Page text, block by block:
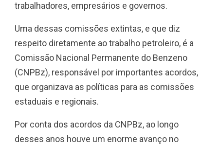
trabalhadores, empresários e governos.
Uma dessas comissões extintas, e que diz
respeito diretamente ao trabalho petroleiro, é a
Comissão Nacional Permanente do Benzeno
(CNPBz), responsável por importantes acordos,
que organizava as políticas para as comissões
estaduais e regionais.
Por conta dos acordos da CNPBz, ao longo
desses anos houve um enorme avanço no